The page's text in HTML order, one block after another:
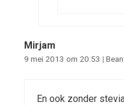
Mirjam
9 mei 2013 om 20:53 |
En ook zonder